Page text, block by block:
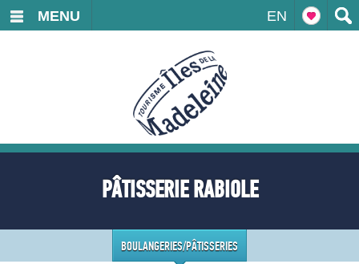
EN
MENU
PÂTISSERIE RABIOLE
BOULANGERIES/PÂTISSERIES